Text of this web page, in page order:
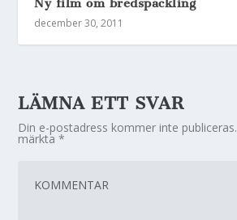
Ny film om bredspackling
december 30, 2011
LÄMNA ETT SVAR
Din e-postadress kommer inte publiceras.
märkta*